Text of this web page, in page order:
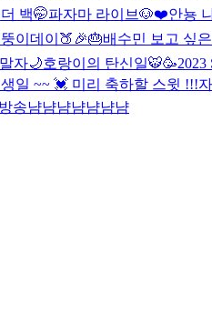
백🤭파자마 라이브🐶❤️안뇽
이데이🍑🎉🎂배수민 보고 싶
자🌙호랑이의 탄신일🐯🥳
일 ~~ 💓 미리 축하할 스윗 !!!
송냠냠냠냠냠냠냠